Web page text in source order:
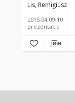
Lis, Remigiusz
2015.04.09-10
prezentacja